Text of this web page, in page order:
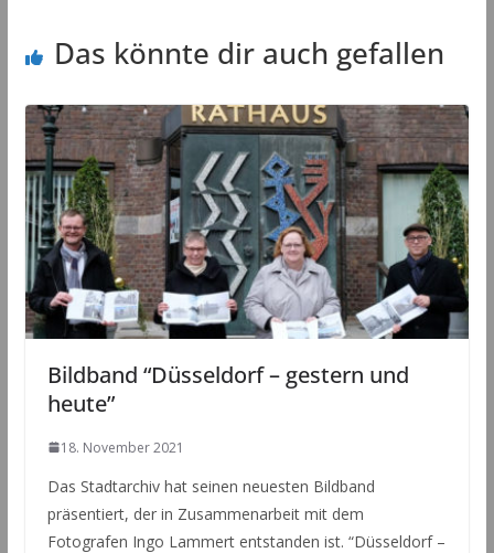
Das könnte dir auch gefallen
Bildband “Düsseldorf – gestern und
heute”
18. November 2021
Das Stadtarchiv hat seinen neuesten Bildband
präsentiert, der in Zusammenarbeit mit dem
Fotografen Ingo Lammert entstanden ist. “Düsseldorf –